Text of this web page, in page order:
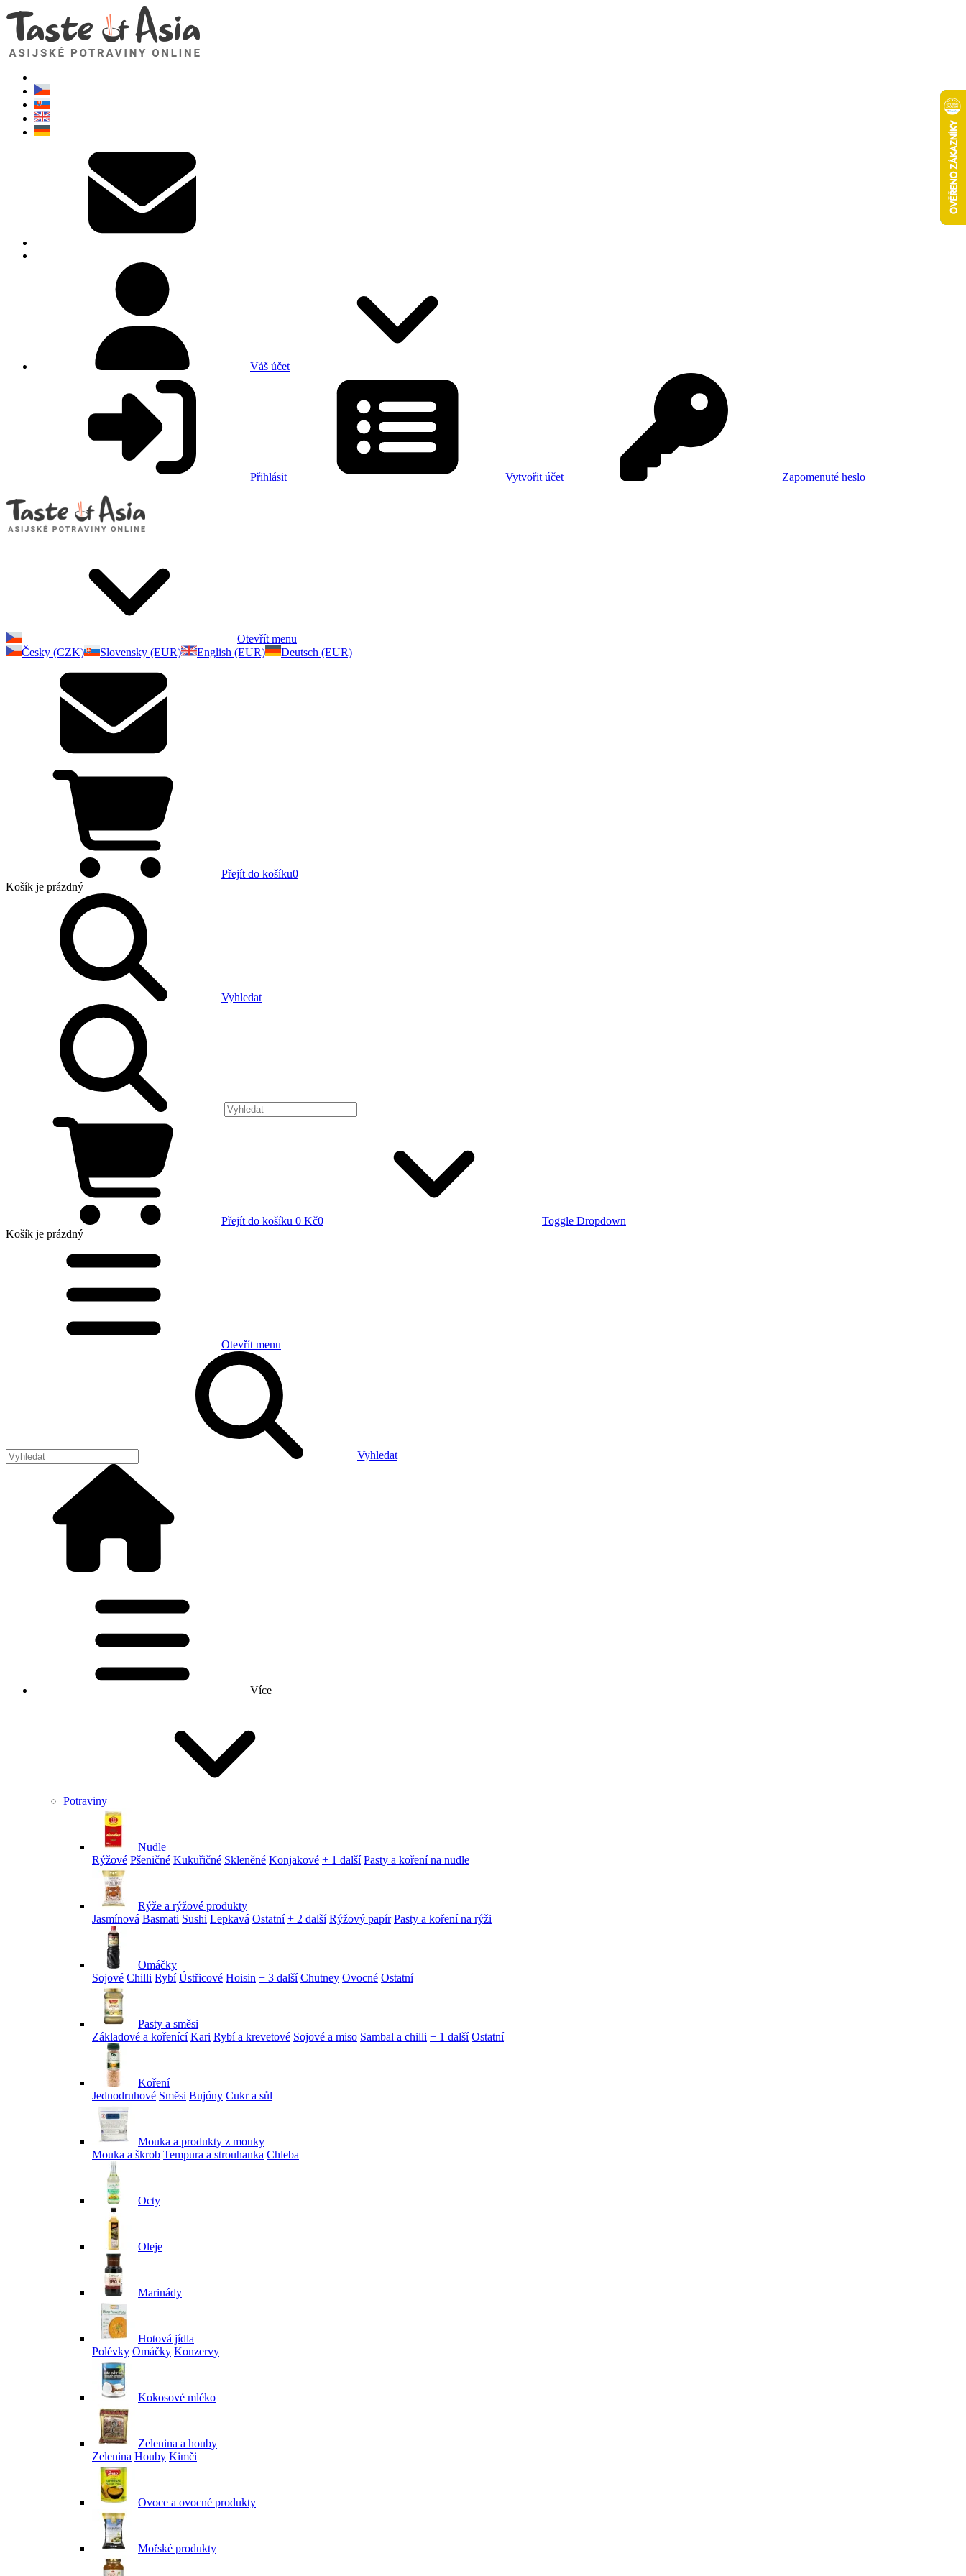
Váš účet
Přihlásit Vytvořit účet Zapomenuté heslo
Otevřít menu
Česky (CZK)
Slovensky (EUR) English (EUR) Deutsch (EUR)
Přejít do košíku0
Košík je prázdný
Vyhledat
Přejít do košíku 0 Kč0
Toggle Dropdown
Košík je prázdný
Otevřít menu
Vyhledat
Více
Potraviny
Nudle
Rýžové Pšeničné Kukuřičné Skleněné Konjakové + 1 další Pasty a koření na nudle
Rýže a rýžové produkty
Jasmínová Basmati Sushi Lepkavá Ostatní + 2 další Rýžový papír Pasty a koření na rýži
Omáčky
Sojové Chilli Rybí Ústřicové Hoisin + 3 další Chutney Ovocné Ostatní
Pasty a směsi
Základové a kořenící Kari Rybí a krevetové Sojové a miso Sambal a chilli + 1 další Ostatní
Koření
Jednodruhové Směsi Bujóny Cukr a sůl
Mouka a produkty z mouky
Mouka a škrob Tempura a strouhanka Chleba
Octy
Oleje
Marinády
Hotová jídla
Polévky Omáčky Konzervy
Kokosové mléko
Zelenina a houby
Zelenina Houby Kimči
Ovoce a ovocné produkty
Mořské produkty